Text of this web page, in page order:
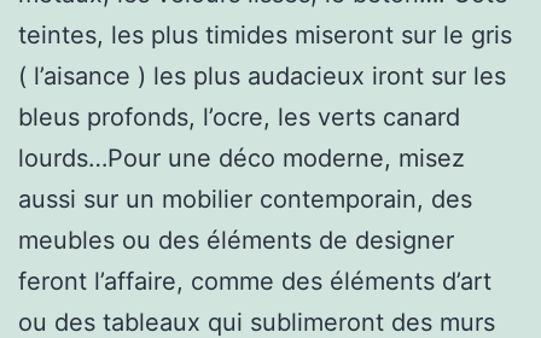
teintes, les plus timides miseront sur le gris
( l’aisance ) les plus audacieux iront sur les
bleus profonds, l’ocre, les verts canard
lourds…Pour une déco moderne, misez
aussi sur un mobilier contemporain, des
meubles ou des éléments de designer
feront l’affaire, comme des éléments d’art
ou des tableaux qui sublimeront des murs